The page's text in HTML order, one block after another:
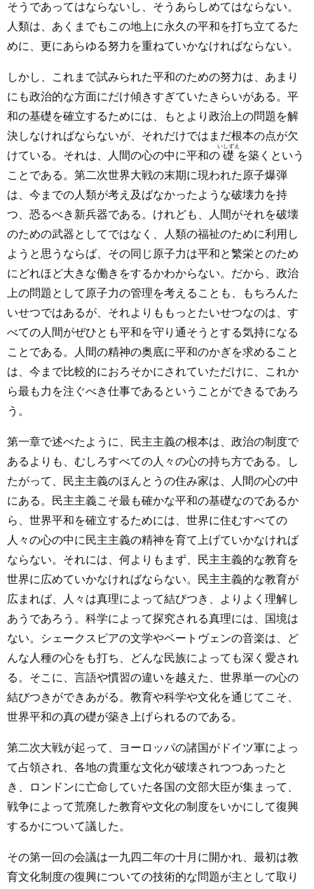
そうであってはならないし、そうあらしめてはならない。
人類は、あくまでもこの地上に永久の平和を打ち立てるた
めに、更にあらゆる努力を重ねていかなければならない。
しかし、これまで試みられた平和のための努力は、あまり
にも政治的な方面にだけ傾きすぎていたきらいがある。平
和の基礎を確立するためには、もとより政治上の問題を解
決しなければならないが、それだけではまだ根本の点が欠
けている。それは、人間の心の中に平和の 礎
いしずえ
を築くという
ことである。第二次世界大戦の末期に現われた原子爆弾
は、今までの人類が考え及ばなかったような破壊力を持
つ、恐るべき新兵器である。けれども、人間がそれを破壊
のための武器としてではなく、人類の福祉のために利用し
ようと思うならば、その同じ原子力は平和と繁栄とのため
にどれほど大きな働きをするかわからない。だから、政治
上の問題として原子力の管理を考えることも、もちろんた
いせつではあるが、それよりももっとたいせつなのは、す
べての人間がぜひとも平和を守り通そうとする気持になる
ことである。人間の精神の奥底に平和のかぎを求めること
は、今まで比較的におろそかにされていただけに、これか
ら最も力を注ぐべき仕事であるということができるであろ
う。
第一章で述べたように、民主主義の根本は、政治の制度で
あるよりも、むしろすべての人々の心の持ち方である。し
たがって、民主主義のほんとうの住み家は、人間の心の中
にある。民主主義こそ最も確かな平和の基礎なのであるか
ら、世界平和を確立するためには、世界に住むすべての
人々の心の中に民主主義の精神を育て上げていかなければ
ならない。それには、何よりもまず、民主主義的な教育を
世界に広めていかなければならない。民主主義的な教育が
広まれば、人々は真理によって結びつき、よりよく理解し
あうであろう。科学によって探究される真理には、国境は
ない。シェークスピアの文学やベートヴェンの音楽は、ど
んな人種の心をも打ち、どんな民族によっても深く愛され
る。そこに、言語や慣習の違いを越えた、世界単一の心の
結びつきができあがる。教育や科学や文化を通じてこそ、
世界平和の真の礎が築き上げられるのである。
第二次大戦が起って、ヨーロッパの諸国がドイツ軍によっ
て占領され、各地の貴重な文化が破壊されつつあったと
き、ロンドンに亡命していた各国の文部大臣が集まって、
戦争によって荒廃した教育や文化の制度をいかにして復興
するかについて議した。
その第一回の会議は一九四二年の十月に開かれ、最初は教
育文化制度の復興についての技術的な問題が主として取り